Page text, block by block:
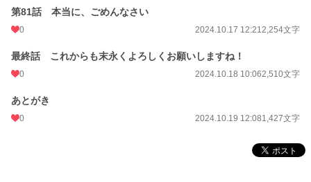
第81話 本当に、ごめんなさい
0 2024.10.17 12:212,254文字
最終話 これからも末永くよろしくお願いしますね！
0 2024.10.18 10:062,510文字
あとがき
0 2024.10.19 12:081,427文字